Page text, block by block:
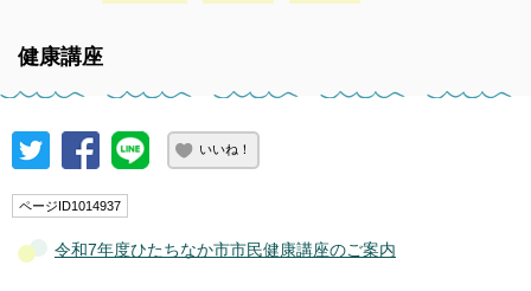
健康講座
いいね！
ページID1014937
令和7年度ひたちなか市市民健康講座のご案内